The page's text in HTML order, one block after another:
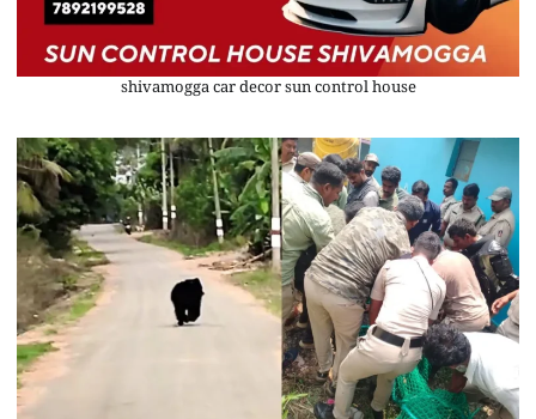
shivamogga car decor sun control house